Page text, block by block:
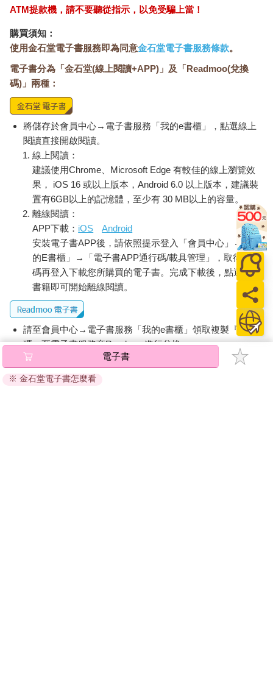
ATM提款機，請不要聽從指示，以免受騙上當！
購買須知：
使用金石堂電子書服務即為同意金石堂電子書服務條款。
電子書分為「金石堂(線上閱讀+APP)」及「Readmoo(兌換
碼)」兩種：
將儲存於會員中心→電子書服務「我的e書櫃」，點選線上
閱讀直接開啟閱讀。
線上閱讀：
建議使用Chrome、Microsoft Edge 有較佳的線上瀏覽效
果， iOS 16 或以上版本，Android 6.0 以上版本，建議裝
置有6GB以上的記憶體，至少有 30 MB以上的容量。
離線閱讀：
APP下載： iOS
Android
安裝電子書APP後，請依照提示登入「會員中心」→「我
的E書櫃」→「電子書APP通行碼/載具管理」，取得通行
碼再登入下載您所購買的電子書。完成下載後，點選任一
書籍即可開始離線閱讀。
請至會員中心→電子書服務「我的e書櫃」領取複製『兌換
碼』至電子書服務商Readmoo進行兌換。
退換貨須知：
因版權保護，您在金石堂所購買的電子書僅能以金石堂專屬
電子書
※ 金石堂電子書怎麼看